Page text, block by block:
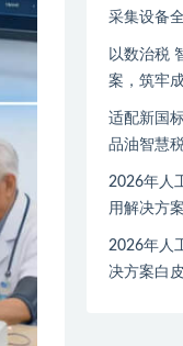
采集设备
以数治税
案，筑牢
适配新国
品油智慧
2026年人
用解决方
2026年人
决方案白